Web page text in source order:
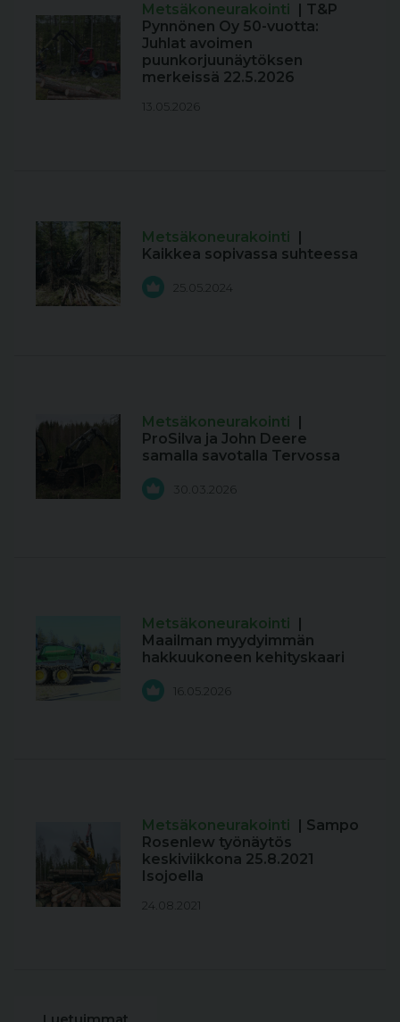
Metsäkoneurakointi
| T&P
Pynnönen Oy 50-vuotta:
Juhlat avoimen
puunkorjuunäytöksen
merkeissä 22.5.2026
13.05.2026
Metsäkoneurakointi
Kaikkea sopivassa suhteessa
25.05.2024
Metsäkoneurakointi
ProSilva ja John Deere
samalla savotalla Tervossa
30.03.2026
Metsäkoneurakointi
Maailman myydyimmän
hakkuukoneen kehityskaari
16.05.2026
Metsäkoneurakointi
| Sampo
Rosenlew työnäytös
keskiviikkona 25.8.2021
Isojoella
24.08.2021